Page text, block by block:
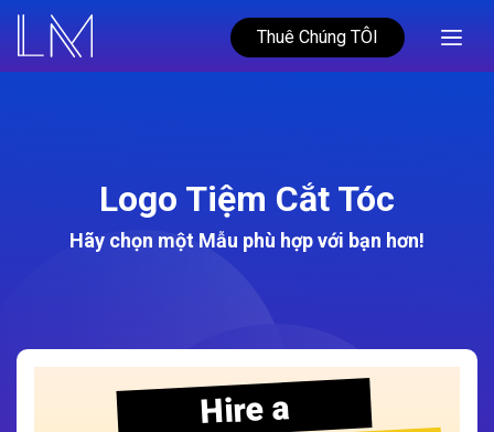
Thuê Chúng TÔI
Logo Tiệm Cắt Tóc
Hãy chọn một Mẫu phù hợp với bạn hơn!
Hire a